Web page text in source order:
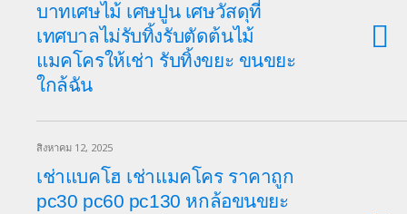
บาทเศษไม้ เศษปูน เศษวัสดุที่
เทศบาลไม่รับทิ้งรับตัดต้นไม้
แมคโครให้เช่า รับทิ้งขยะ ขนขยะ
ใกล้ฉัน
สิงหาคม 12, 2025
เช่าแบคโฮ เช่าแมคโคร ราคาถูก
pc30 pc60 pc130 หกล้อขนขยะ